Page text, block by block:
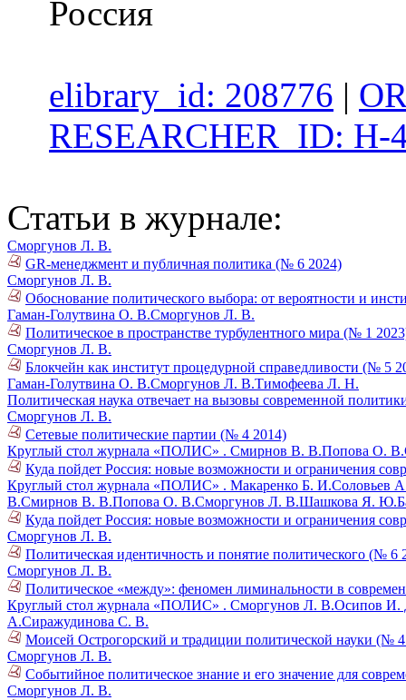
Россия
elibrary_id: 208776 |
RESEARCHER_ID: H-
Статьи в журнале:
Сморгунов Л. В.
GR-менеджмент и публичная политика (№ 6 2024)
Сморгунов Л. В.
Обоснование политического выбора: от вероятности и
Гаман-Голутвина О. В.Сморгунов Л. В.
Политическое в пространстве турбулентного мира (№ 1
Сморгунов Л. В.
Блокчейн как институт процедурной справедливости (№ 5
Гаман-Голутвина О. В.Сморгунов Л. В.Тимофеева Л. Н.
Политическая наука отвечает на вызовы современной
Сморгунов Л. В.
Сетевые политические партии (№ 4 2014)
Круглый стол журнала «ПОЛИС» . Смирнов В. В.Попова О. В.
Куда пойдет Россия: новые возможности и ограничения
Круглый стол журнала «ПОЛИС» . Макаренко Б. И.Соловьев
В.Смирнов В. В.Попова О. В.Сморгунов Л. В.Шашкова Я. Ю.
Куда пойдет Россия: новые возможности и ограничения
Сморгунов Л. В.
Политическая идентичность и понятие политического (№ 6
Сморгунов Л. В.
Политическое «между»: феномен лиминальности в
Круглый стол журнала «ПОЛИС» . Сморгунов Л. В.Осипов И.
А.Сиражудинова С. В.
Моисей Острогорский и традиции политической науки (№
Сморгунов Л. В.
Событийное политическое знание и его значение для
Сморгунов Л. В.